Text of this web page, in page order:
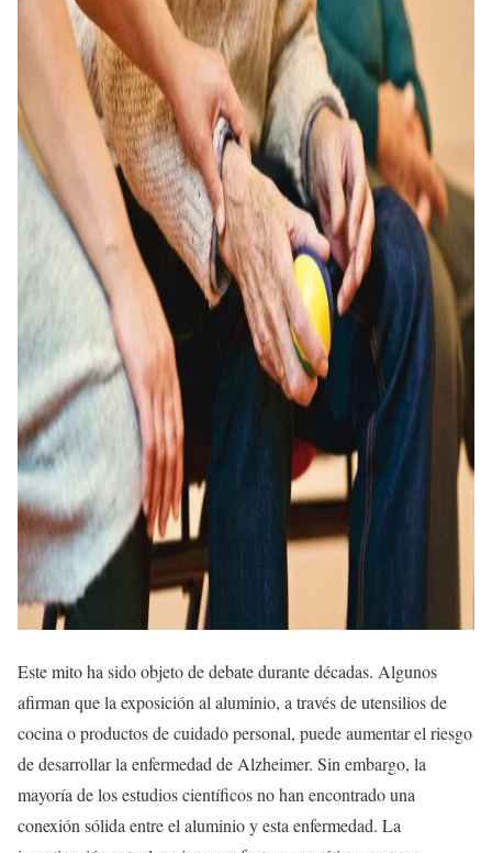
Este mito ha sido objeto de debate durante décadas. Algunos
afirman que la exposición al aluminio, a través de utensilios de
cocina o productos de cuidado personal, puede aumentar el riesgo
de desarrollar la enfermedad de Alzheimer. Sin embargo, la
mayoría de los estudios científicos no han encontrado una
conexión sólida entre el aluminio y esta enfermedad. La